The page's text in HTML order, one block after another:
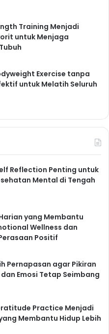
Training Menjadi
untuk Menjaga
Exercise tanpa
untuk Melatih Seluruh
Reflection Penting untuk
Mental di Tengah
yang Membantu
Wellness dan
Positif
Pernapasan agar Pikiran
dan Emosi Tetap Seimbang
Practice Menjadi
Membantu Hidup Lebih